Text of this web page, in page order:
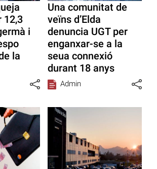
12,3
i
la
Una comunitat de
veïns d’Elda
denuncia UGT per
enganxar-se a la
seua connexió
durant 18 anys
Admin